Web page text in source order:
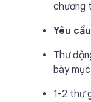
chương
Yêu
Thư
bày
1-2 thư